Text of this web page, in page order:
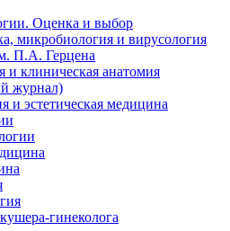
Оценка и выбор
микробиология и вирусология
П.А. Герцена
и клиническая анатомия
журнал)
и эстетическая медицина
гинеколога